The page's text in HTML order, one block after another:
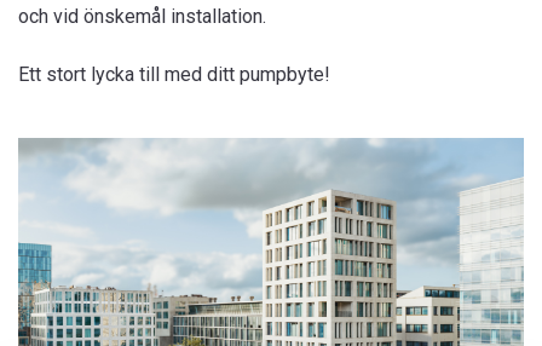
och vid önskemål installation.
Ett stort lycka till med ditt pumpbyte!